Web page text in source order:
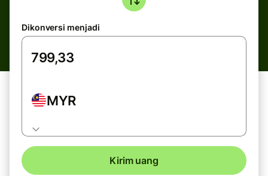
Dikonversi menjadi
MYR
Kirim uang